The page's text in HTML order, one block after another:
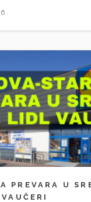
PREVARA U